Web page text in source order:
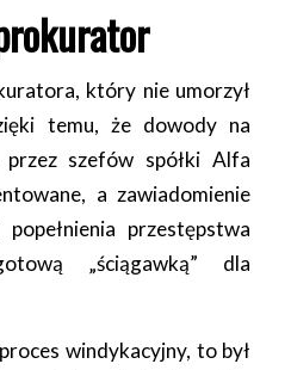
który nie umorzył
temu, że dowody na
przez szefów spółki Alfa
a zawiadomienie
przestępstwa
„ściągawką” dla
windykacyjny, to był